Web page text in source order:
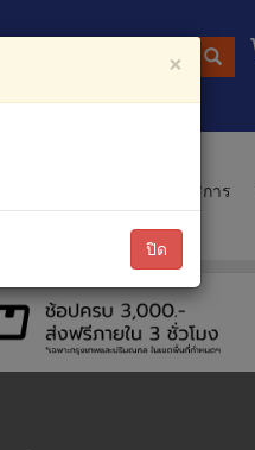
แนะนำการบริการ
×
ปิด